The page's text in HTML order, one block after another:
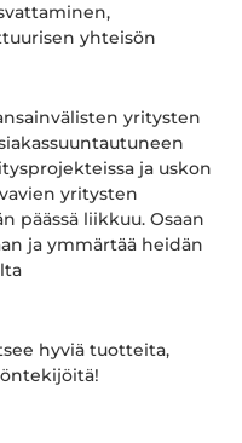
yhteisön
yritysten
ja uskon
yritysten
päässä liikkuu. Osaan
ja ymmärtää heidän
hyviä tuotteita,